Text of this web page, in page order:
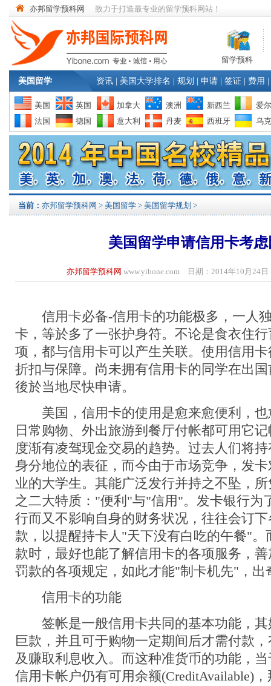
亦邦留学预科网 致力于打造最专业的留学预科网站！
留学预科
美国留学 资讯 美国大学排名 规划 申请 签证 费用
美国 英国 加拿大 澳洲 新西兰
爱
法国
德国 意大利 丹麦 西班牙 乌
当前： 亦邦留学预科网 > 美国留学 > 美国留学规划 >
美国留学申请信用卡考
亦邦留学预科网 www.yibone.com 日期：2014年10月24
信用卡必备-信用卡的功能极多，一人
卡，等於多了一张护身符。不论是食衣住
项，都与信用卡可以产生关联。使用信用
折扣与保障。尚未拥有信用卡的同学在出
後於当地尽快申请。
美国，信用卡的使用是愈来愈便利，也
日常购物、外出旅游到餐厅付帐都可用它
度渐有凌驾现金交易的趋势。过去人们将
身分地位的表征，而今由于市场竞争，发
业的大学生。其能广泛发行并持之不坠，
之二大特质："便利"与"信用"。发卡银行为
行而又不影响自身的财务状况，往往会订
款，以提醒持卡人"天下没有白吃的午餐"。
款时，最好也能了解信用卡的各项服务，
罚款的各项规定，如此才能"制卡机先"，出
信用卡的功能
签帐是一般信用卡共同的基本功能，其
巨款，并且可于购物一定期间后才需付款
及赚取利息收入。而这种准货币的功能，
信用卡帐户仍有可用余额(CreditAvailable)